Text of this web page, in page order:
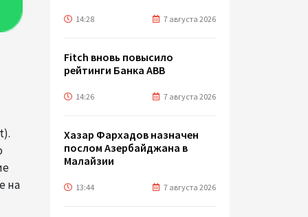
на
14:28 7 августа 2026
Fitch вновь повысило
рейтинги Банка ABB
14:26 7 августа 2026
Хазар Фархадов назначен
послом Азербайджана в
Малайзии
13:44 7 августа 2026